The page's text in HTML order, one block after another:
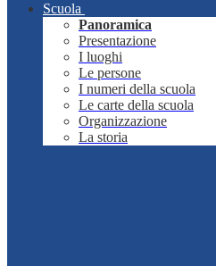
Scuola
Panoramica
Presentazione
I luoghi
Le persone
I numeri della scuola
Le carte della scuola
Organizzazione
La storia